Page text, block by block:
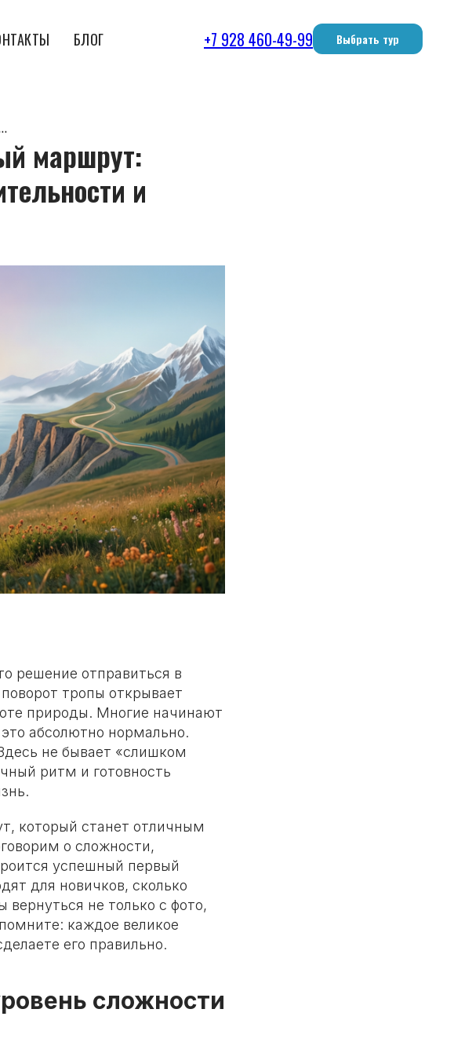
БЛОГ +7 928 460-49-99 Выбрать тур
по сложности, длительности и эмоциям
маршрут:
и
решение отправиться в
тропы открывает
природы. Многие начинают
абсолютно нормально.
не бывает «слишком
ритм и готовность
который станет отличным
о сложности,
успешный первый
для новичков, сколько
вернуться не только с фото,
каждое великое
его правильно.
сложности